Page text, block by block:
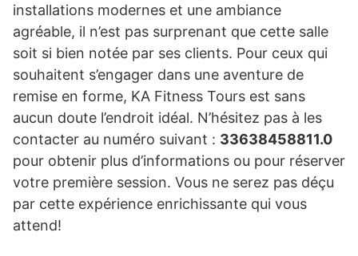
installations modernes et une ambiance
agréable, il n’est pas surprenant que cette salle
soit si bien notée par ses clients. Pour ceux qui
souhaitent s’engager dans une aventure de
remise en forme, KA Fitness Tours est sans
aucun doute l’endroit idéal. N’hésitez pas à les
contacter au numéro suivant : 33638458811.0
pour obtenir plus d’informations ou pour réserver
votre première session. Vous ne serez pas déçu
par cette expérience enrichissante qui vous
attend!